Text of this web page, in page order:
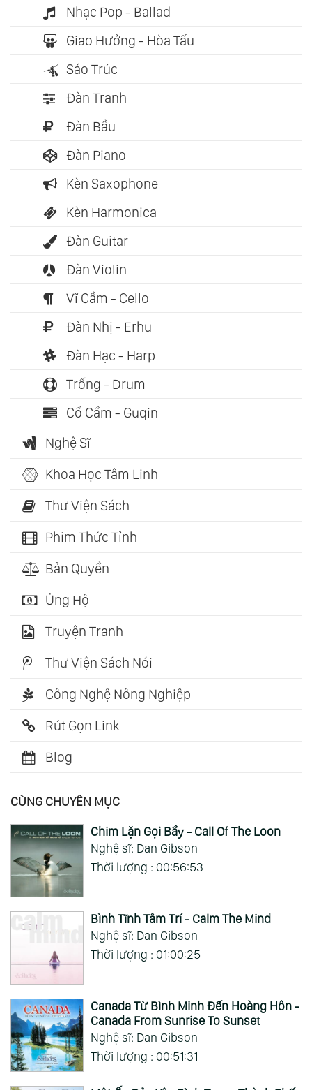
Nhạc Pop - Ballad
Giao Hưởng - Hòa Tấu
Sáo Trúc
Đàn Tranh
Đàn Bầu
Đàn Piano
Kèn Saxophone
Kèn Harmonica
Đàn Guitar
Đàn Violin
Vĩ Cầm - Cello
Đàn Nhị - Erhu
Đàn Hạc - Harp
Trống - Drum
Cổ Cầm - Guqin
Nghệ Sĩ
Khoa Học Tâm Linh
Thư Viện Sách
Phim Thức Tỉnh
Bản Quyền
Ủng Hộ
Truyện Tranh
Thư Viện Sách Nói
Công Nghệ Nông Nghiệp
Rút Gọn Link
Blog
CÙNG CHUYÊN MỤC
Chim Lặn Gọi Bầy - Call Of The Loon
Nghệ sĩ: Dan Gibson
Thời lượng : 00:56:53
Bình Tĩnh Tâm Trí - Calm The Mind
Nghệ sĩ: Dan Gibson
Thời lượng : 01:00:25
Canada Từ Bình Minh Đến Hoàng Hôn -
Canada From Sunrise To Sunset
Nghệ sĩ: Dan Gibson
Thời lượng : 00:51:31